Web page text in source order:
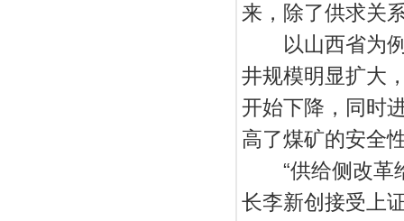
来，除了供求关
以山西省为例
井规模明显扩大
开始下降，同时
高了煤矿的安全
“供给侧改革给
长李新创接受上